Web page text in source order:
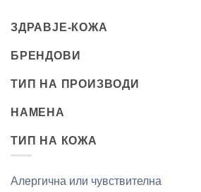
ЗДРАВЈЕ-КОЖА
БРЕНДОВИ
ТИП НА ПРОИЗВОДИ
НАМЕНА
ТИП НА КОЖА
Алергична или чувствителна